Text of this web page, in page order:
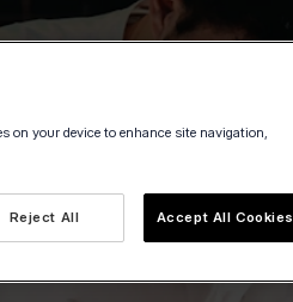
on your device to enhance site navigation,
Reject All Accept All Cookies